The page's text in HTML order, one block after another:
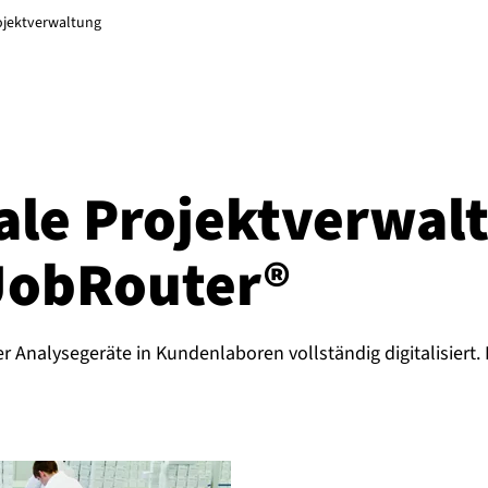
Analysegeräte in Kundenlaboren vollständig